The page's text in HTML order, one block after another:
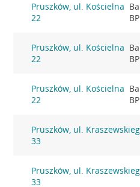
Pruszków, ul. Kościelna
22
BP
Pruszków, ul. Kościelna
22
BP
Pruszków, ul. Kościelna
22
BP
Pruszków, ul.
33
Pruszków, ul.
33